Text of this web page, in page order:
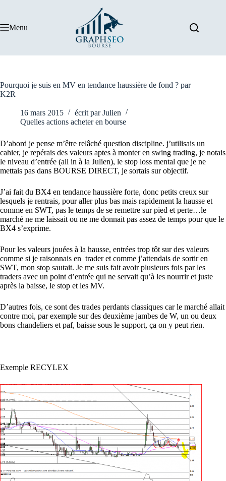
Menu
Pourquoi je suis en MV en tendance haussière de fond ? par
K2R
16 mars 2015 écrit par Julien
Quelles actions acheter en bourse
D’abord je pense m’être relâché question discipline. j’utilisais un
cahier, je repérais des valeurs aptes à monter en swing trading, je notais
le niveau d’entrée (all in à la Julien), le stop loss mental que je ne
mettais pas dans BOURSE DIRECT, je sortais sur objectif.
J’ai fait du BX4 en tendance haussière forte, donc petits creux sur
lesquels je rentrais, pour aller plus bas mais rapidement la hausse et
comme en SWT, pas le temps de se remettre sur pied et perte…le
marché ne me laissait ou ne me donnait pas assez de temps pour que le
BX4 s’exprime.
Pour les valeurs jouées à la hausse, entrées trop tôt sur des valeurs
comme si je raisonnais en trader et comme j’attendais de sortir en
SWT, mon stop sautait. Je me suis fait avoir plusieurs fois par les
traders avec un point d’entrée qui ne servait qu’à les nourrir et juste
après la baisse, le stop et les MV.
D’autres fois, ce sont des trades perdants classiques car le marché allait
contre moi, par exemple sur des deuxième jambes de W, un ou deux
bons chandeliers et paf, baisse sous le support, ça on y peut rien.
Exemple RECYLEX